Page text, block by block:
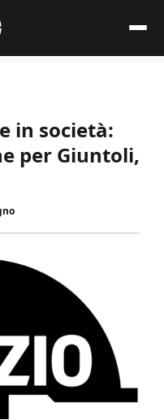
in società:
per Giuntoli,